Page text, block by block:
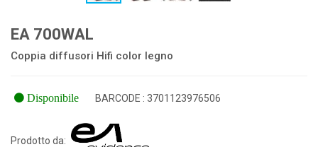
EA 700WAL
Coppia diffusori Hifi color legno
Disponibile BARCODE : 3701123976506
Prodotto da: